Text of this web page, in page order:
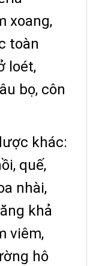
xoang,
toàn
loét,
bọ, côn
khác:
quế,
nhài,
khả
viêm,
hô